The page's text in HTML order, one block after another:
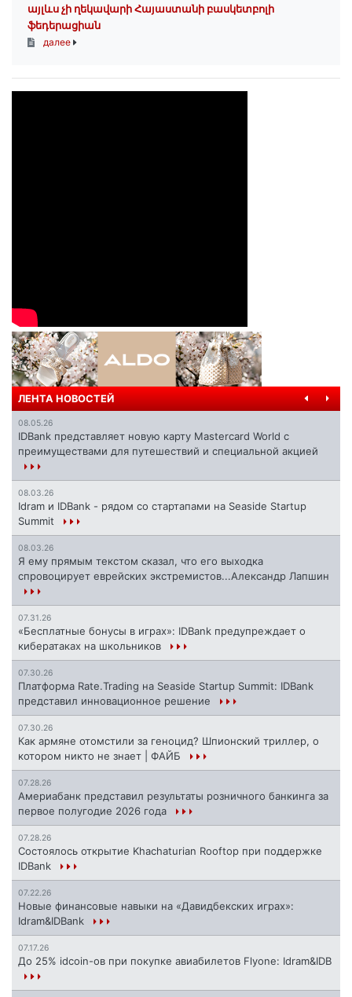
այլևս չի ղեկավարի Հայաստանի բասկետբոլի
ֆեդերացիան
далее
ЛЕНТА НОВОСТЕЙ
08.05.26
IDBank представляет новую карту Mastercard World с
преимуществами для путешествий и специальной акцией
08.03.26
Idram и IDBank - рядом со стартапами на Seaside Startup
Summit
08.03.26
Я ему прямым текстом сказал, что его выходка
спровоцирует еврейских экстремистов...Александр Лапшин
07.31.26
«Бесплатные бонусы в играх»: IDBank предупреждает о
кибератаках на школьников
07.30.26
Платформа Rate.Trading на Seaside Startup Summit: IDBank
представил инновационное решение
07.30.26
Как армяне отомстили за геноцид? Шпионский триллер, о
котором никто не знает | ФАЙБ
07.28.26
Америабанк представил результаты розничного банкинга за
первое полугодие 2026 года
07.28.26
Состоялось открытие Khachaturian Rooftop при поддержке
IDBank
07.22.26
Новые финансовые навыки на «Давидбекских играх»:
Idram&IDBank
07.17.26
До 25% idcoin-ов при покупке авиабилетов Flyone: Idram&IDB